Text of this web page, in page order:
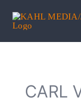
Inhalt
CARL